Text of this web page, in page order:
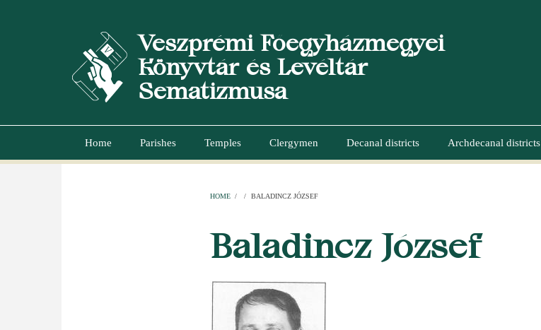
Veszprémi Főegyházmegyei
Könyvtár és Levéltár
Sematizmusa
Main
Home Parishes Temples Clergymen Decanal districts Archdecanal districts
HOME / / BALADINCZ JÓZSEF
Baladincz József